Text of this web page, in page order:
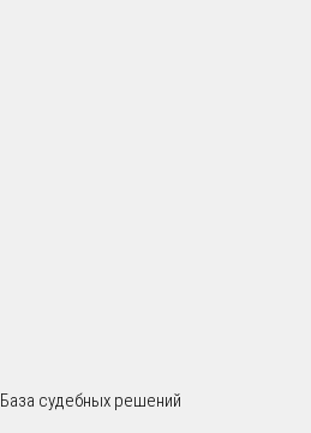
База судебных решений